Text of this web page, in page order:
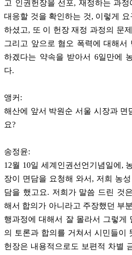
고 인권헌장을 선포, 재정하는 과
대응할 것을 확인하는 것, 이렇게
하셨고, 또 이 헌장 재정 과정의 문
그리고 앞으로 혐오 폭력에 대해서
하겠다는 약속을 받아서 6일만에
다.
앵커:
해산에 앞서 박원순 서울 시장과
요?
송정윤:
12월 10일 세계인권선언기념일에,
장이 면담을 요청해 와서, 저희 농
담을 했고요. 저희가 말씀 드린 것
해서 합의가 아니라고 주장했던 부
행과정에 대해서 잘 몰라서 그렇게
의 토론과 합의를 거쳐서 시민들이
헌장은 내용적으로도 보편적 차별